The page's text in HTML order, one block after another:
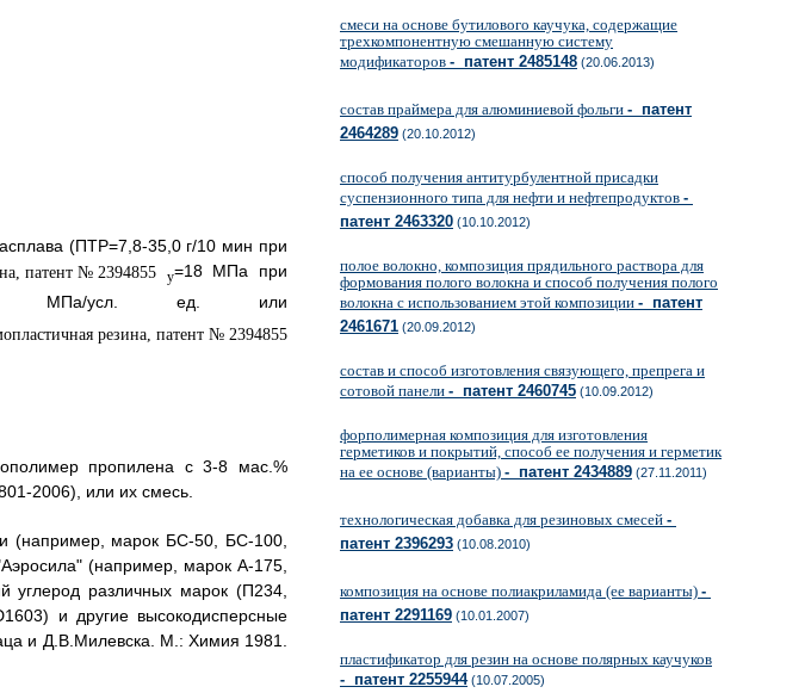
(ПТР=7,8-35,0 г/10 мин при
у=18 МПа при
МПа/усл. ед. или
пропилена с 3-8 мас.%
2006), или их смесь.
(например, марок БС-50, БС-100,
(например, марок А-175,
углерод различных марок (П234,
и другие высокодисперсные
и Д.В.Милевска. М.: Химия 1981.
смеси на основе бутилового каучука, содержащие
трехкомпонентную смешанную систему
модификаторов - патент 2485148 (20.06.2013)
состав праймера для алюминиевой фольги - патент
2464289 (20.10.2012)
способ получения антитурбулентной присадки
суспензионного типа для нефти и нефтепродуктов -
патент 2463320 (10.10.2012)
полое волокно, композиция прядильного раствора для
формования полого волокна и способ получения полого
волокна с использованием этой композиции - патент
2461671 (20.09.2012)
состав и способ изготовления связующего, препрега и
сотовой панели - патент 2460745 (10.09.2012)
форполимерная композиция для изготовления
герметиков и покрытий, способ ее получения и герметик
на ее основе (варианты) - патент 2434889 (27.11.2011)
технологическая добавка для резиновых смесей -
патент 2396293 (10.08.2010)
композиция на основе полиакриламида (ее варианты) -
патент 2291169 (10.01.2007)
пластификатор для резин на основе полярных каучуков
- патент 2255944(10.07.2005)